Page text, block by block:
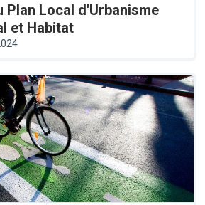
Plan Local d'Urbanisme
et Habitat